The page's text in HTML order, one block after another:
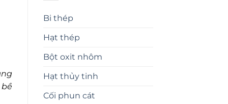
Bi thép
Hạt thép
Bột oxit nhôm
Hạt thủy tinh
Cối phun cát